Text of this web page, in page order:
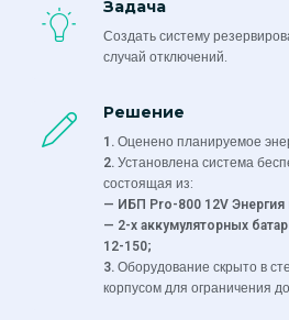
Задача
Создать систему
случай отключений.
Решение
1. Оценено планируемое
2. Установлена система
состоящая из:
— ИБП Pro-800 12V Энергия
— 2-х аккумуляторных
12-150;
3. Оборудование скрыто в
корпусом для ограничения